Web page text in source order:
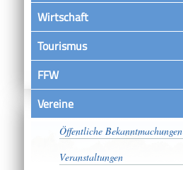
Wirtschaft
Tourismus
FFW
VereineSatzungen
Öffentliche Bekanntmachungen
Veranstaltungen